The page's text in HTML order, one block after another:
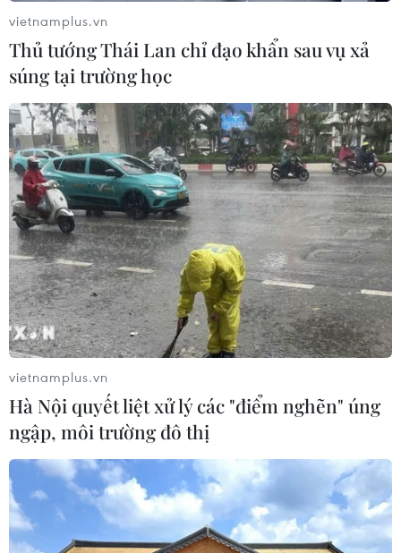
TIN LIÊN QUAN
Điều gì xảy ra nếu bạn luyện tập thể dục
nhưng không có chế độ ăn uống tốt?
27/11/2023 04:27
Theo chuyên gia, "điều độ là chìa khóa" trong luyện tập
thể dục, và khỏe mạnh không có nghĩa là bạn phải từ
bỏ tất cả những thực phẩm mà mình thích ăn.
vietnamplus.vn
Thủ tướng Thái Lan chỉ đạo khẩn sau vụ xả
súng tại trường học
vietnamplus.vn
Hà Nội quyết liệt xử lý các "điểm nghẽn" úng
ngập, môi trường đô thị